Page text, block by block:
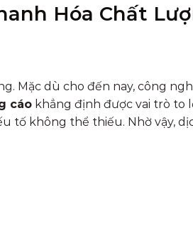
Hóa Chất
Mặc dù cho đến nay, công
cáo khẳng định được vai trò to
tố không thể thiếu. Nhờ vậy,